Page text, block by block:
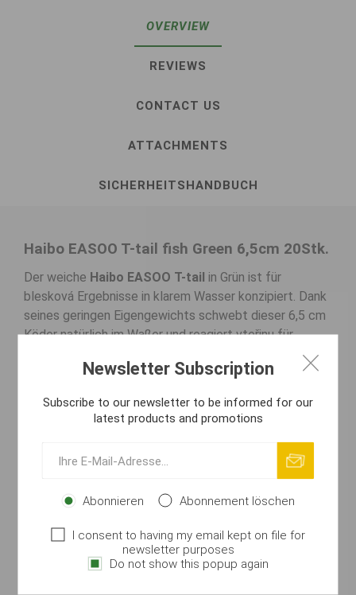
OVERVIEW
REVIEWS
CONTACT US
ATTACHMENTS
SICHERHEITSHANDBUCH
Haibo EASOO T-tail fish Green 6,5cm 20Stk.
Der weiche Haibo EASOO T-tail in Grün ist für
blesková Ergebnisse in klarem Wasser konzipiert. Dank
seines geringen Eigengewichts schwebt dieser 6,5 cm
Köder natürlich im Waßer und reagiert vteřinu für
Schwanzwurzel garantiert reizvolle Vibrationen bei
blesková Montage an Offset-Haken für die Saison
Wichtigste Vorteile
Zug.
Natürliches Grün für perfekte Tarnung in klaren
Revieren.
Geringe Materialdichte für ein natürliches
Newsletter Subscription
Subscribe to our newsletter to be informed for our
latest products and promotions
Abonnieren Abonnement löschen
I consent to having my email kept on file for
newsletter purposes
Do not show this popup again